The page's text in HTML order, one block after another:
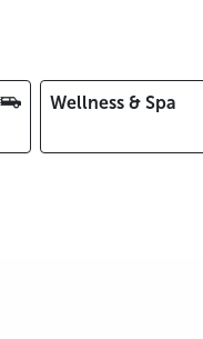
Wellness & Spa